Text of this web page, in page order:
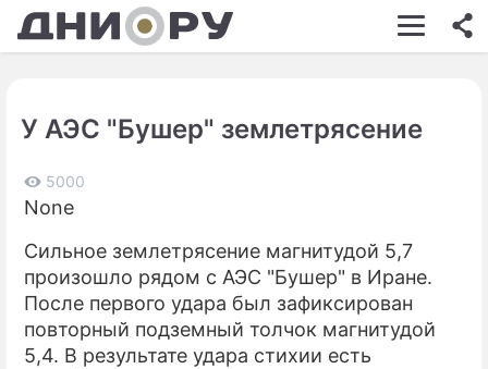
ШОУ-БИЗНЕС
КИНО
ЭКОНОМИКА
ПРОИСШЕСТВИЯ
СОННИК
У АЭС "Бушер" землетрясение
5000
None
Сильное землетрясение магнитудой 5,7
произошло рядом с АЭС "Бушер" в Иране.
После первого удара был зафиксирован
повторный подземный толчок магнитудой
5,4. В результате удара стихии есть